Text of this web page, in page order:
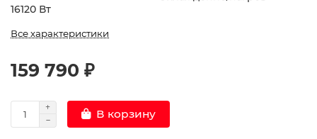
16120 Вт
Все характеристики
159 790 ₽
В корзину